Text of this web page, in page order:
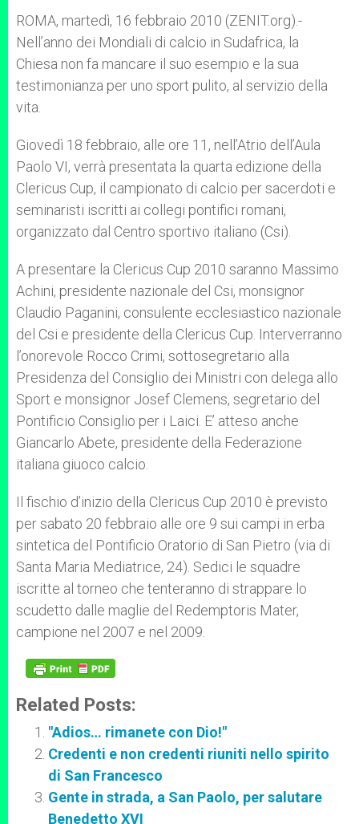
p
p
g
e
o
k
r
ROMA, martedì, 16 febbraio 2010 (ZENIT.org).-
Nell’anno dei Mondiali di calcio in Sudafrica, la
Chiesa non fa mancare il suo esempio e la sua
testimonianza per uno sport pulito, al servizio della
vita.
Giovedì 18 febbraio, alle ore 11, nell’Atrio dell’Aula
Paolo VI, verrà presentata la quarta edizione della
Clericus Cup, il campionato di calcio per sacerdoti e
seminaristi iscritti ai collegi pontifici romani,
organizzato dal Centro sportivo italiano (Csi).
A presentare la Clericus Cup 2010 saranno Massimo
Achini, presidente nazionale del Csi, monsignor
Claudio Paganini, consulente ecclesiastico nazionale
del Csi e presidente della Clericus Cup. Interverranno
l’onorevole Rocco Crimi, sottosegretario alla
Presidenza del Consiglio dei Ministri con delega allo
Sport e monsignor Josef Clemens, segretario del
Pontificio Consiglio per i Laici. E’ atteso anche
Giancarlo Abete, presidente della Federazione
italiana giuoco calcio.
Il fischio d’inizio della Clericus Cup 2010 è previsto
per sabato 20 febbraio alle ore 9 sui campi in erba
sintetica del Pontificio Oratorio di San Pietro (via di
Santa Maria Mediatrice, 24). Sedici le squadre
iscritte al torneo che tenteranno di strappare lo
scudetto dalle maglie del Redemptoris Mater,
campione nel 2007 e nel 2009.
Related Posts:
"Adios… rimanete con Dio!"
Credenti e non credenti riuniti nello spirito
di San Francesco
Gente in strada, a San Paolo, per salutare
Benedetto XVI